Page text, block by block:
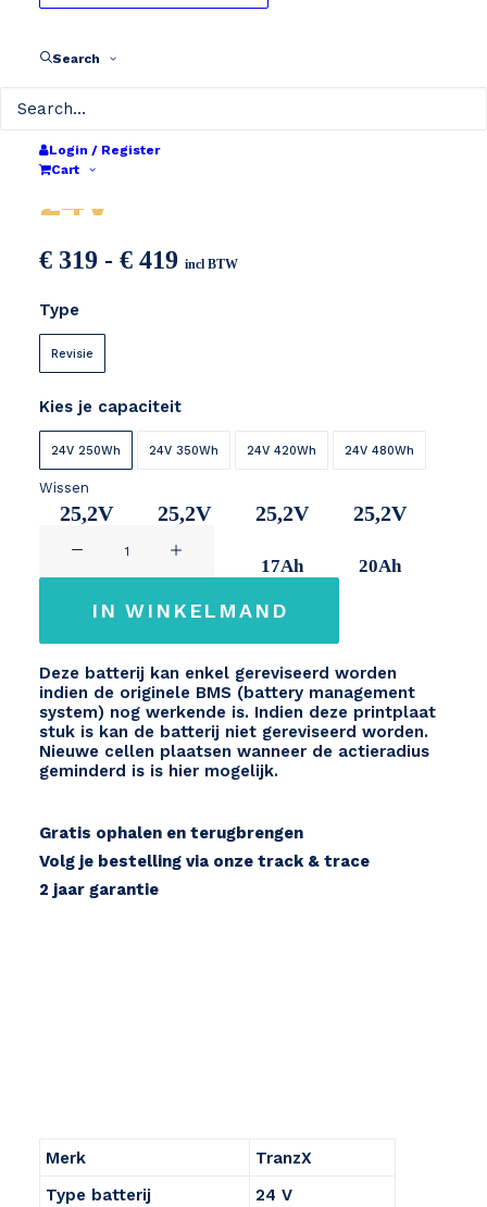
Search
Login / Register
Cart
TranzX Eagle BL05
24V
€ 319 - € 419Prijsklasse:
incl BTW
Type
Revisie
Kies je capaciteit
24V 250Wh
25,2V
24V 350Wh
25,2V
24V 420Wh
25,2V
17Ah
24V 480Wh
25,2V
20Ah
Wissen
IN WINKELMAND
Deze batterij kan enkel gereviseerd worden
indien de originele BMS (battery management
system) nog werkende is. Indien deze printplaat
stuk is kan de batterij niet gereviseerd worden.
Nieuwe cellen plaatsen wanneer de actieradius
geminderd is is hier mogelijk.
Gratis ophalen en terugbrengen
Volg je bestelling via onze track & trace
2 jaar garantie
Merk
TranzX
Type batterij
24 V